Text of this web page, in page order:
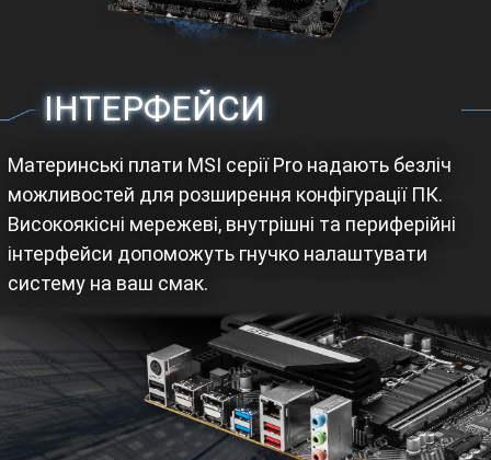
ІНТЕРФЕЙСИ
Материнські плати MSI серії Pro надають безліч
можливостей для розширення конфігурації ПК.
Високоякісні мережеві, внутрішні та периферійні
інтерфейси допоможуть гнучко налаштувати
систему на ваш смак.